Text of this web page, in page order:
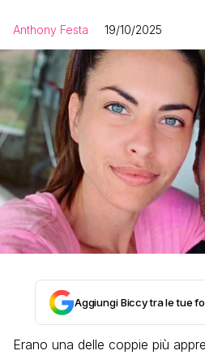
Anthony Festa 19/10/2025
Aggiungi Biccy tra le tue
Erano una delle coppie più